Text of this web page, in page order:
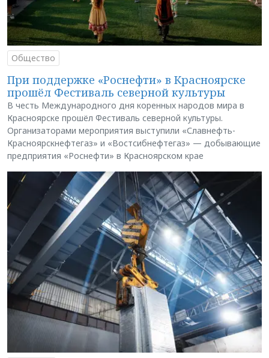
Общество
При поддержке «Роснефти» в Красноярске
прошёл Фестиваль северной культуры
В честь Международного дня коренных народов мира в
Красноярске прошёл Фестиваль северной культуры.
Организаторами мероприятия выступили «Славнефть-
Красноярскнефтегаз» и «Востсибнефтегаз» — добывающие
предприятия «Роснефти» в Красноярском крае